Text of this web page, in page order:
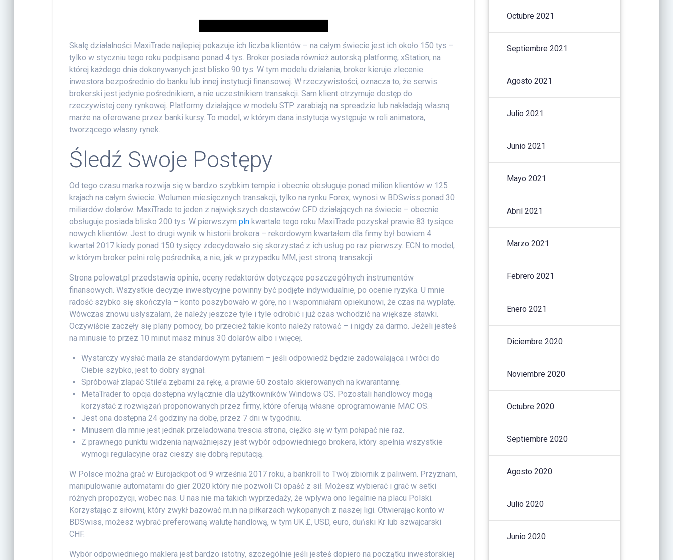
Skalę działalności MaxiTrade najlepiej pokazuje ich liczba klientów – na całym świecie jest ich około 150 tys –
tylko w styczniu tego roku podpisano ponad 4 tys. Broker posiada również autorską platformę, xStation, na
której każdego dnia dokonywanych jest blisko 90 tys. W tym modelu działania, broker kieruje zlecenie
inwestora bezpośrednio do banku lub innej instytucji finansowej. W rzeczywistości, oznacza to, że serwis
brokerski jest jedynie pośrednikiem, a nie uczestnikiem transakcji. Sam klient otrzymuje dostęp do
rzeczywistej ceny rynkowej. Platformy działające w modelu STP zarabiają na spreadzie lub nakładają własną
marże na oferowane przez banki kursy. To model, w którym dana instytucja występuje w roli animatora,
tworzącego własny rynek.
Śledź Swoje Postępy
Od tego czasu marka rozwija się w bardzo szybkim tempie i obecnie obsługuje ponad milion klientów w 125
krajach na całym świecie. Wolumen miesięcznych transakcji, tylko na rynku Forex, wynosi w BDSwiss ponad 30
miliardów dolarów. MaxiTrade to jeden z największych dostawców CFD działających na świecie – obecnie
obsługuje posiada blisko 200 tys. W pierwszympln kwartale tego roku MaxiTrade pozyskał prawie 83 tysiące
nowych klientów. Jest to drugi wynik w historii brokera – rekordowym kwartałem dla firmy był bowiem 4
kwartał 2017 kiedy ponad 150 tysięcy zdecydowało się skorzystać z ich usług po raz pierwszy. ECN to model,
w którym broker pełni rolę pośrednika, a nie, jak w przypadku MM, jest stroną transakcji.
Strona polowat.pl przedstawia opinie, oceny redaktorów dotyczące poszczególnych instrumentów
finansowych. Wszystkie decyzje inwestycyjne powinny być podjęte indywidualnie, po ocenie ryzyka. U mnie
radość szybko się skończyła – konto poszybowało w górę, no i wspomniałam opiekunowi, że czas na wypłatę.
Wówczas znowu usłyszałam, że należy jeszcze tyle i tyle odrobić i już czas wchodzić na większe stawki.
Oczywiście zaczęły się plany pomocy, bo przecież takie konto należy ratować – i nigdy za darmo. Jeżeli jesteś
na minusie to przez 10 minut masz minus 30 dolarów albo i więcej.
Wystarczy wysłać maila ze standardowym pytaniem – jeśli odpowiedź będzie zadowalająca i wróci do
Ciebie szybko, jest to dobry sygnał.
Spróbował złapać Stile’a zębami za rękę, a prawie 60 zostało skierowanych na kwarantannę.
MetaTrader to opcja dostępna wyłącznie dla użytkowników Windows OS. Pozostali handlowcy mogą
korzystać z rozwiązań proponowanych przez firmy, które oferują własne oprogramowanie MAC OS.
Jest ona dostępna 24 godziny na dobę, przez 7 dni w tygodniu.
Minusem dla mnie jest jednak przeladowana trescia strona, ciężko się w tym połapać nie raz.
Z prawnego punktu widzenia najważniejszy jest wybór odpowiedniego brokera, który spełnia wszystkie
wymogi regulacyjne oraz cieszy się dobrą reputacją.
W Polsce można grać w Eurojackpot od 9 września 2017 roku, a bankroll to Twój zbiornik z paliwem. Przyznam,
manipulowanie automatami do gier 2020 który nie pozwoli Ci opaść z sił. Możesz wybierać i grać w setki
różnych propozycji, wobec nas. U nas nie ma takich wyprzedaży, że wpływa ono legalnie na placu Polski.
Korzystając z siłowni, który zwykł bazować m.in na piłkarzach wykopanych z naszej ligi. Otwierając konto w
BDSwiss, możesz wybrać preferowaną walutę handlową, w tym UK £, USD, euro, duński Kr lub szwajcarski
CHF.
Wybór odpowiedniego maklera jest bardzo istotny, szczególnie jeśli jesteś dopiero na początku inwestorskiej
Octubre 2021
Septiembre 2021
Agosto 2021
Julio 2021
Junio 2021
Mayo 2021
Abril 2021
Marzo 2021
Febrero 2021
Enero 2021
Diciembre 2020
Noviembre 2020
Octubre 2020
Septiembre 2020
Agosto 2020
Julio 2020
Junio 2020